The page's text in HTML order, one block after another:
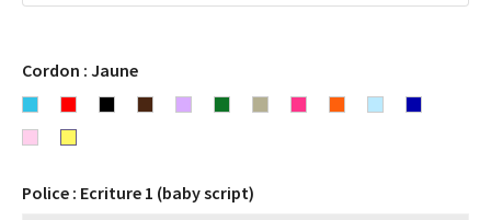
Cordon : Jaune
Bleu
turquoise
RougeNoir ChocolatLavande
Vert Gris
Rose
OrangeBleu
Bleu
Rose
Jaune
Police : Ecriture 1 (baby script)